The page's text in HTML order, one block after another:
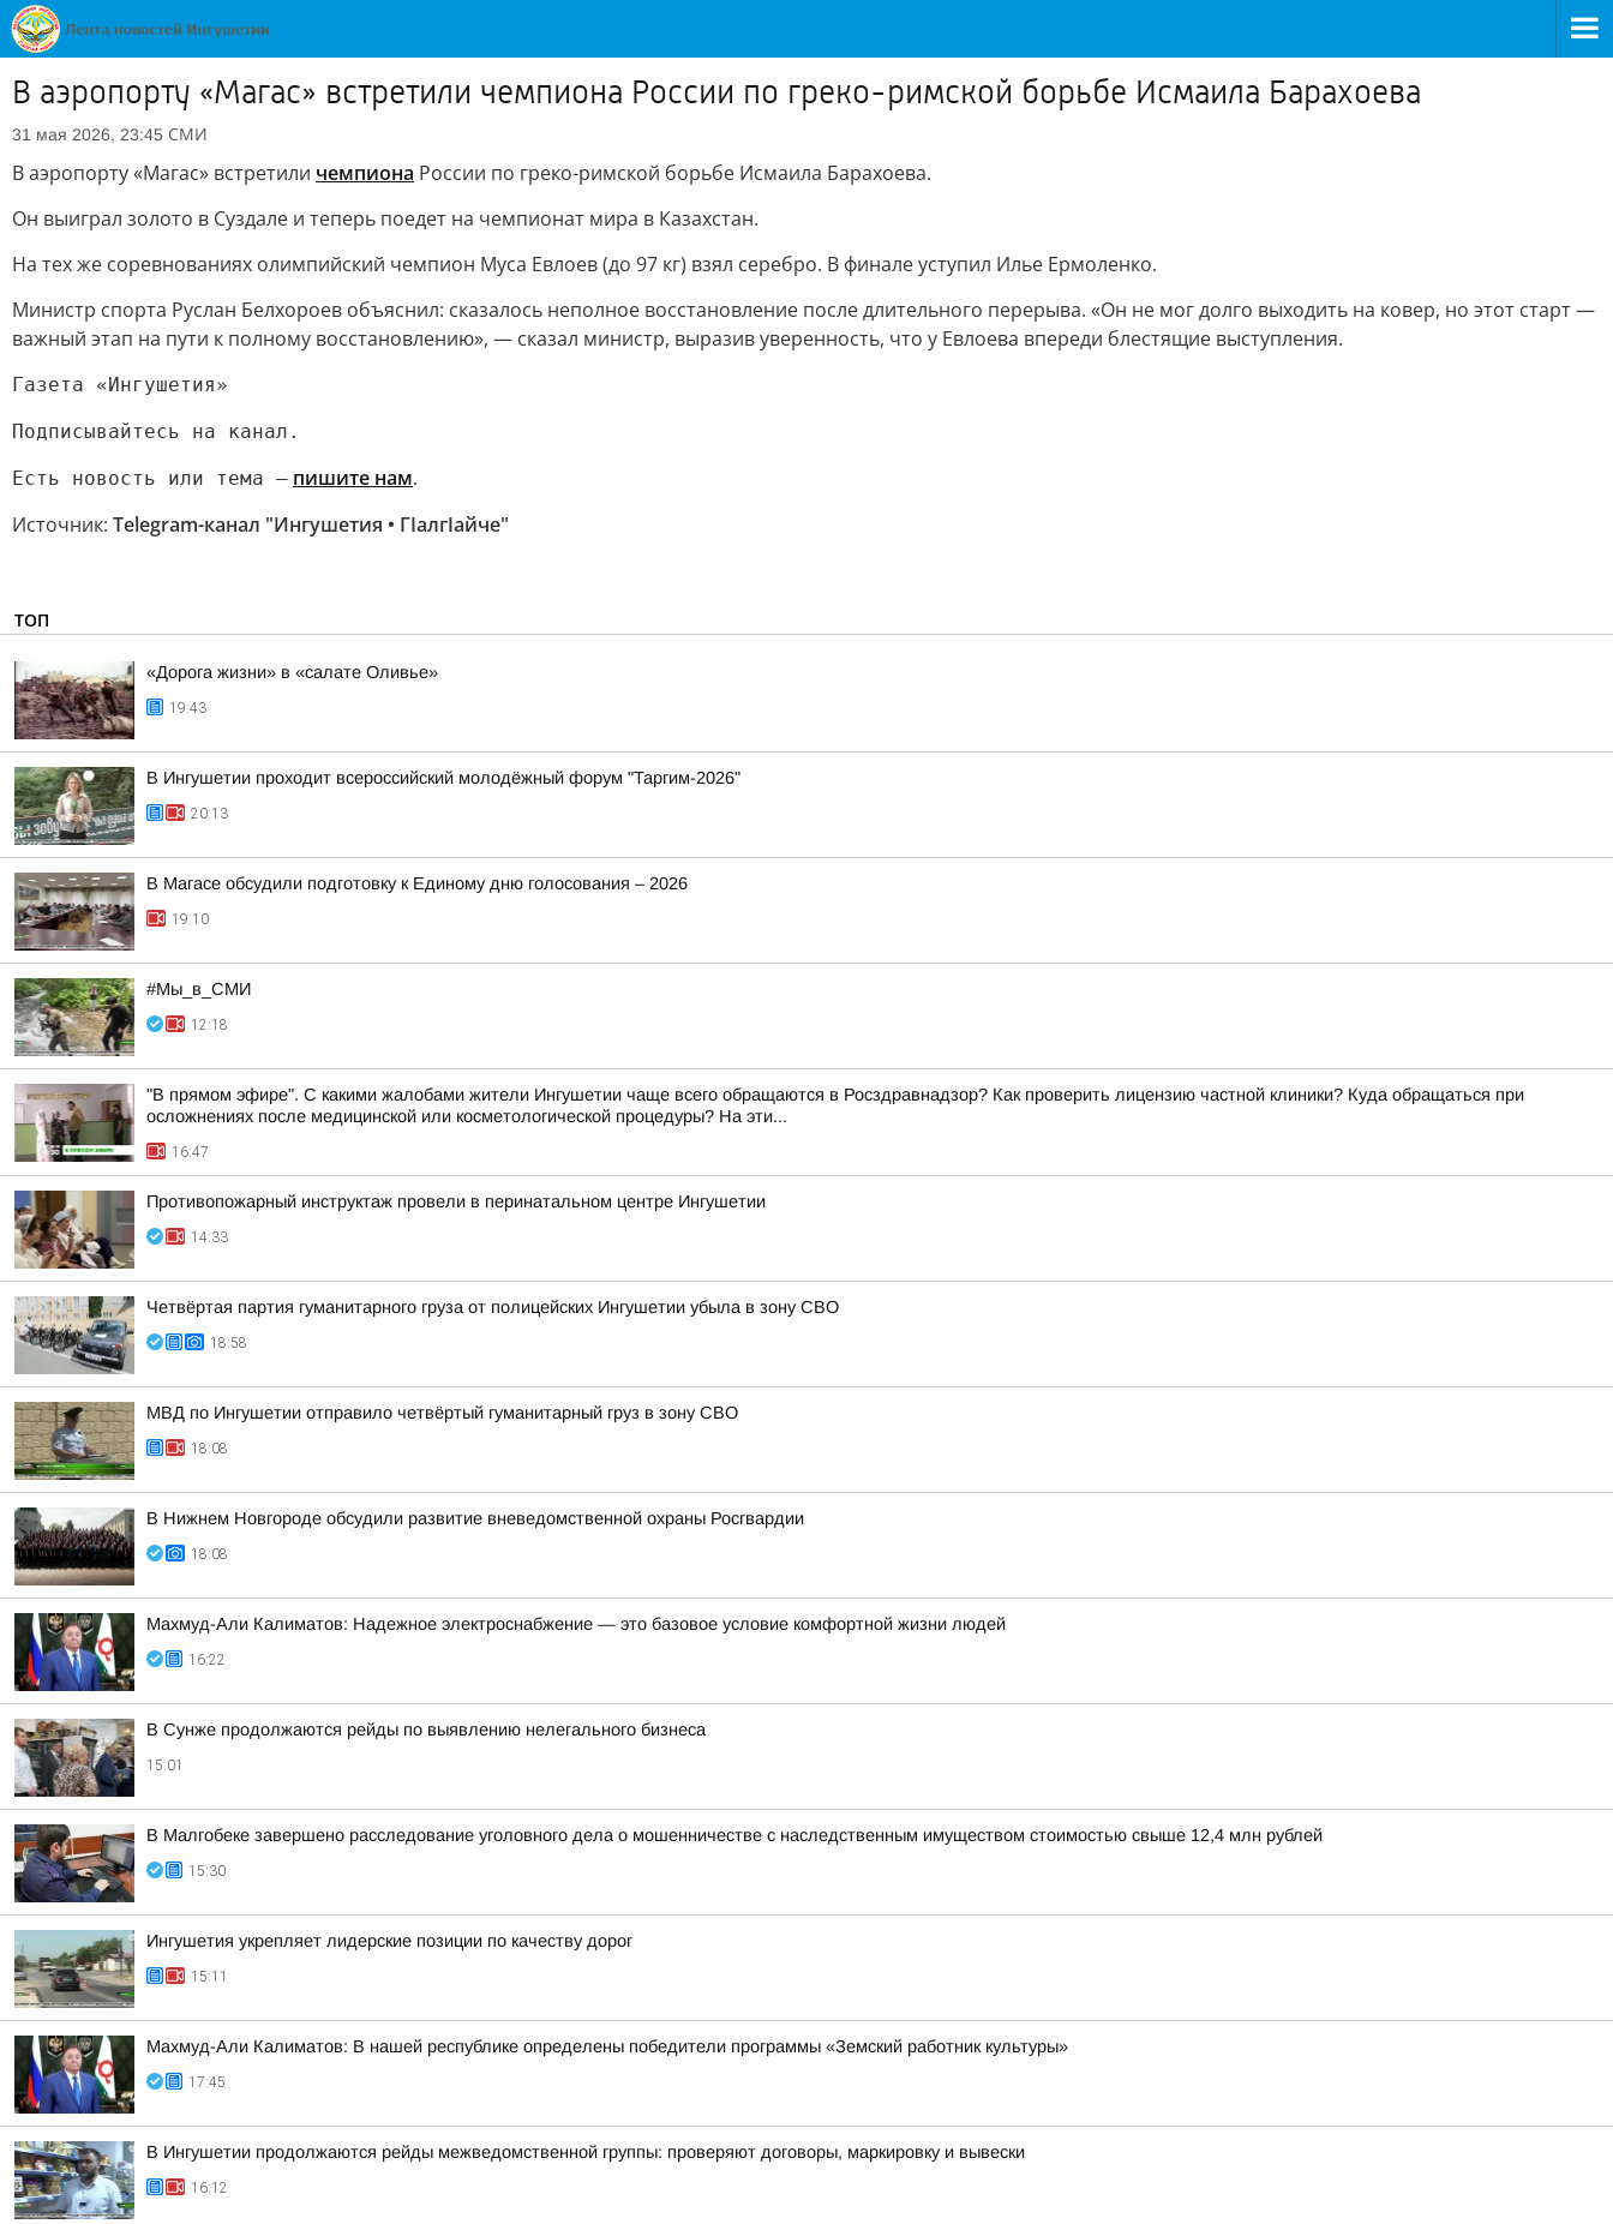
В аэропорту «Магас» встретили чемпиона России по греко-римской борьбе Исмаила Барахоева
31 мая 2026, 23:45 СМИ
В аэропорту «Магас» встретили чемпиона России по греко-римской борьбе Исмаила Барахоева.
Он выиграл золото в Суздале и теперь поедет на чемпионат мира в Казахстан.
На тех же соревнованиях олимпийский чемпион Муса Евлоев (до 97 кг) взял серебро. В финале уступил Илье Ермоленко.
Министр спорта Руслан Белхороев объяснил: сказалось неполное восстановление после длительного перерыва. «Он не мог долго выходить на ковер, но этот старт —
важный этап на пути к полному восстановлению», — сказал министр, выразив уверенность, что у Евлоева впереди блестящие выступления.
Газета «Ингушетия»
Подписывайтесь на канал.
Есть новость или тема — пишите нам.
Источник: Telegram-канал "Ингушетия • ГIалгIайче"
ТОП
«Дорога жизни» в «салате Оливье»
19:43
В Ингушетии проходит всероссийский молодёжный форум "Таргим-2026"
20:13
В Магасе обсудили подготовку к Единому дню голосования – 2026
19:10
#Мы_в_СМИ
12:18
"В прямом эфире". С какими жалобами жители Ингушетии чаще всего обращаются в Росздравнадзор? Как проверить лицензию частной клиники? Куда обращаться при
осложнениях после медицинской или косметологической процедуры? На эти...
16:47
Противопожарный инструктаж провели в перинатальном центре Ингушетии
14:33
Четвёртая партия гуманитарного груза от полицейских Ингушетии убыла в зону СВО
18:58
МВД по Ингушетии отправило четвёртый гуманитарный груз в зону СВО
18:08
В Нижнем Новгороде обсудили развитие вневедомственной охраны Росгвардии
18:08
Махмуд-Али Калиматов: Надежное электроснабжение — это базовое условие комфортной жизни людей
16:22
В Сунже продолжаются рейды по выявлению нелегального бизнеса
15:01
В Малгобеке завершено расследование уголовного дела о мошенничестве с наследственным имуществом стоимостью свыше 12,4 млн рублей
15:30
Ингушетия укрепляет лидерские позиции по качеству дорог
15:11
Махмуд-Али Калиматов: В нашей республике определены победители программы «Земский работник культуры»
17:45
В Ингушетии продолжаются рейды межведомственной группы: проверяют договоры, маркировку и вывески
16:12